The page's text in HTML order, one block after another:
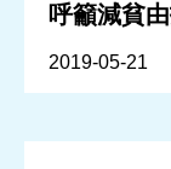
呼籲減貧
2019-05-21